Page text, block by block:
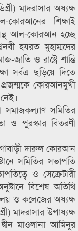
মাদরাসার অধ্যক্ষ
কোরআনের শিক্ষাই
আল-কোরআন হচ্ছে
হযরত মুহাম্মদের
ও রাষ্ট্রে শান্তি
সর্বত্র ছড়িয়ে দিতে
কোরআনমুখী
সমিতির
ও পুরস্কার বিতরণী
দারুল কোরআন
সমিতির সভাপতি
ও সেক্রেটারী
বিশেষ অতিথি
ও কলেজের অধ্যক্ষ
মাদরাসার উপাধ্যক্ষ
মাওলানা আমিনুর